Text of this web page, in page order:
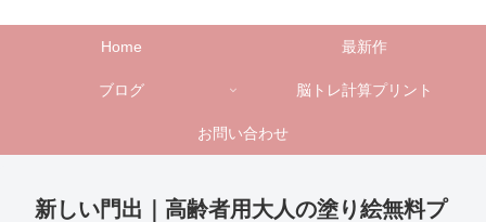
Home 最新作
ブログ 脳トレ計算プリント
お問い合わせ
新しい門出｜高齢者用大人の塗り絵無料プ